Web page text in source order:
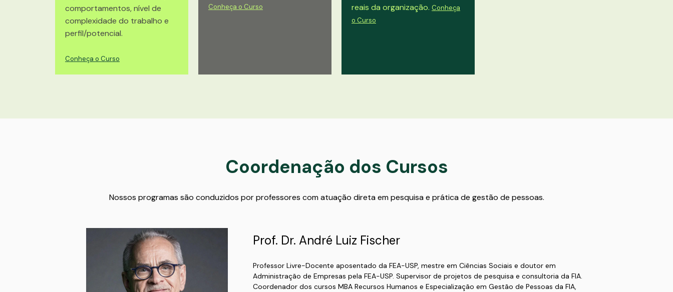
comportamentos, nível de
complexidade do trabalho e
perfil/potencial.
Conheça o Curso
Conheça o Curso
reais da organização. Conheça
o Curso
Coordenação dos Cursos
Nossos programas são conduzidos por professores com atuação direta em pesquisa e prática de gestão de pessoas.
Prof. Dr. André Luiz Fischer
Professor Livre-Docente aposentado da FEA-USP, mestre em Ciências Sociais e doutor em
Administração de Empresas pela FEA-USP. Supervisor de projetos de pesquisa e consultoria da FIA.
Coordenador dos cursos MBA Recursos Humanos e Especialização em Gestão de Pessoas da FIA,